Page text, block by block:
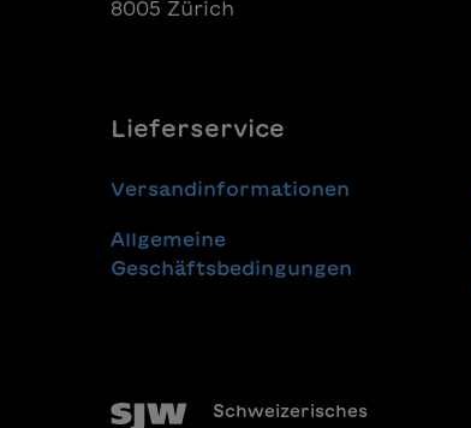
8005 Zürich
Lieferservice
Versandinformationen
Allgemeine
Geschäftsbedingungen
Schweizerisches